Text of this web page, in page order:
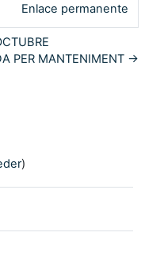
Enlace permanente
PER MANTENIMENT →
)